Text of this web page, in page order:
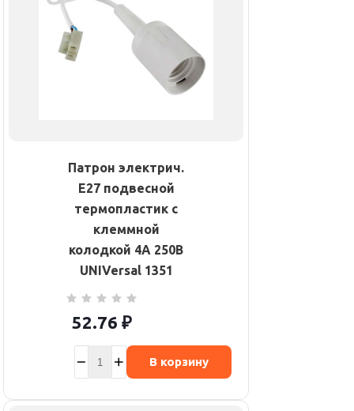
Патрон электрич.
E27 подвесной
термопластик с
клеммной
колодкой 4А 250В
UNIVersal 1351
52.76 ₽
В корзину